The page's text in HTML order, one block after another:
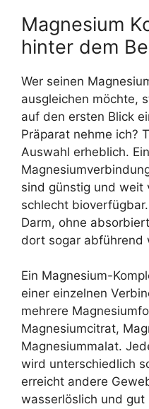
Magnesium
hinter dem
Wer seinen
ausgleichen möchte,
auf den ersten Blick
Präparat nehme ich?
Auswahl erheblich.
sind günstig und weit
schlecht
Darm, ohne
dort sogar abführend
Ein Magnesium-
einer einzelnen
mehrere
Magnesiumcitrat,
Magnesiummalat.
wird unterschiedlich
erreicht andere
wasserlöslich und